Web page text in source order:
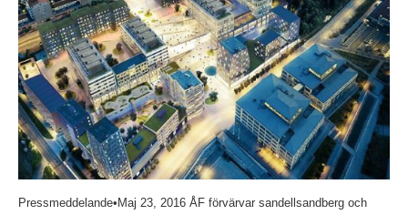
Pressmeddelande•Maj 23, 2016 ÅF förvärvar sandellsandberg och